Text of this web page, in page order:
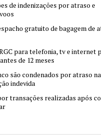
de indenizações por atraso e
gratuito de bagagem de
para telefonia, tv e internet
de 12 meses
são condenados por atraso
indevida
transações realizadas após